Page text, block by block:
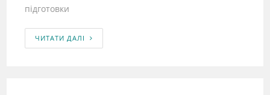
підготовки
ЧИТАТИ ДАЛІ